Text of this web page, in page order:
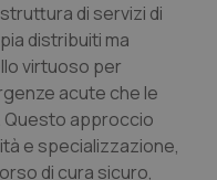
di servizi di
distribuiti ma
virtuoso per
acute che le
approccio
e specializzazione,
di cura sicuro,